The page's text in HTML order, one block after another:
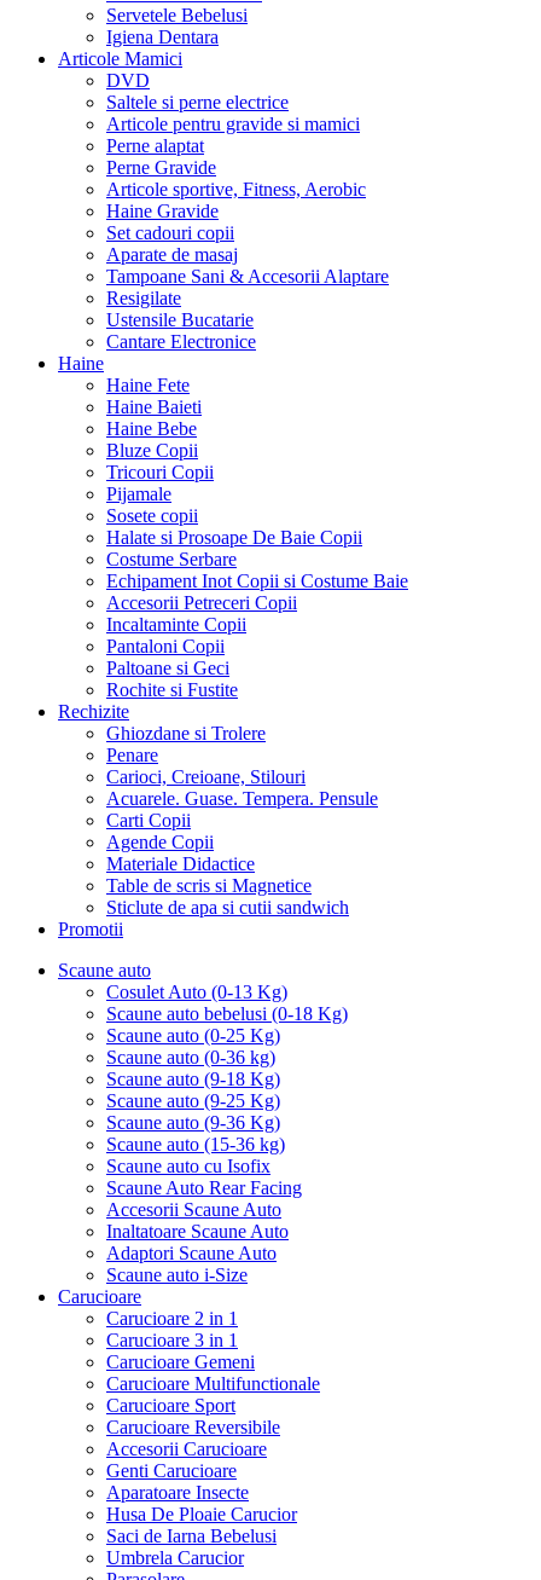
Servetele Bebelusi
Igiena Dentara
Articole Mamici
DVD
Saltele si perne electrice
Articole pentru gravide si mamici
Perne alaptat
Perne Gravide
Articole sportive, Fitness, Aerobic
Haine Gravide
Set cadouri copii
Aparate de masaj
Tampoane Sani & Accesorii Alaptare
Resigilate
Ustensile Bucatarie
Cantare Electronice
Haine
Haine Fete
Haine Baieti
Haine Bebe
Bluze Copii
Tricouri Copii
Pijamale
Sosete copii
Halate si Prosoape De Baie Copii
Costume Serbare
Echipament Inot Copii si Costume Baie
Accesorii Petreceri Copii
Incaltaminte Copii
Pantaloni Copii
Paltoane si Geci
Rochite si Fustite
Rechizite
Ghiozdane si Trolere
Penare
Carioci, Creioane, Stilouri
Acuarele. Guase. Tempera. Pensule
Carti Copii
Agende Copii
Materiale Didactice
Table de scris si Magnetice
Sticlute de apa si cutii sandwich
Promotii
Scaune auto
Cosulet Auto (0-13 Kg)
Scaune auto bebelusi (0-18 Kg)
Scaune auto (0-25 Kg)
Scaune auto (0-36 kg)
Scaune auto (9-18 Kg)
Scaune auto (9-25 Kg)
Scaune auto (9-36 Kg)
Scaune auto (15-36 kg)
Scaune auto cu Isofix
Scaune Auto Rear Facing
Accesorii Scaune Auto
Inaltatoare Scaune Auto
Adaptori Scaune Auto
Scaune auto i-Size
Carucioare
Carucioare 2 in 1
Carucioare 3 in 1
Carucioare Gemeni
Carucioare Multifunctionale
Carucioare Sport
Carucioare Reversibile
Accesorii Carucioare
Genti Carucioare
Aparatoare Insecte
Husa De Ploaie Carucior
Saci de Iarna Bebelusi
Umbrela Carucior